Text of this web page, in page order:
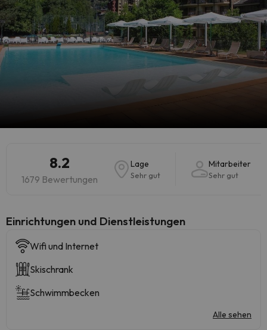
8.2
1679 Bewertungen
Lage
Sehr gut
Mitarbeiter
Sehr gut
​Einrichtungen und Dienstleistungen
Wifi und Internet
Skischrank
Schwimmbecken
Alle sehen